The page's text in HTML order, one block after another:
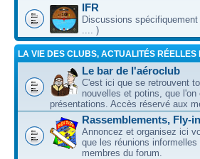
IFR
Discussions
.... )
LA VIE DES CLUBS, ACTUALITÉS RÉELLES
Le bar de l'aéroclub
C'est ici que se retrouvent
nouvelles et potins, que
présentations. Accès réservé aux
Rassemblements, Fly-
Annoncez et organisez ici
que les réunions
membres du forum.